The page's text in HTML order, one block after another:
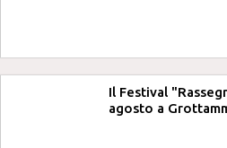
Il Festival
agosto a